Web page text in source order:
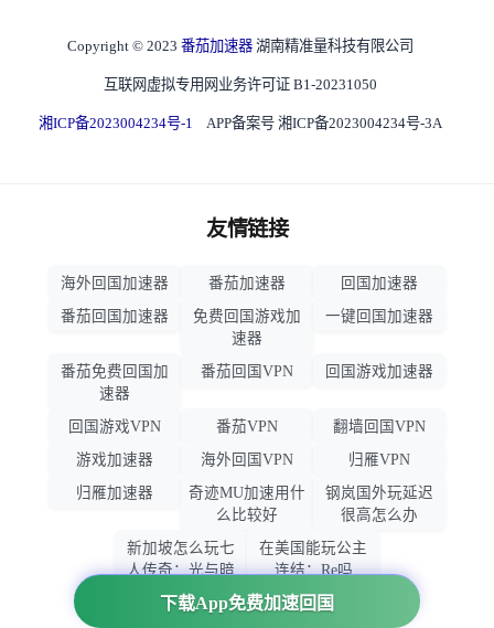
下载App免费加速回国
Copyright © 2023 番茄加速器 湖南精准量科技有限公司
互联网虚拟专用网业务许可证 B1-20231050
湘ICP备2023004234号-1 APP备案号 湘ICP备2023004234号-3A
友情链接
海外回国加速器 番茄加速器
回国加速器
番茄回国加速器
免费回国游戏加
速器
一键回国加速器
番茄免费回国加
速器
番茄回国VPN 回国游戏加速器
回国游戏VPN 番茄VPN
翻墙回国VPN
游戏加速器
海外回国VPN
归雁VPN
归雁加速器
奇迹MU加速用什
么比较好
钢岚国外玩延迟
很高怎么办
新加坡怎么玩七
人传奇：光与暗
之交战
在美国能玩公主
连结：Re吗